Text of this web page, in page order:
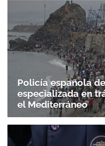
Policía española
especializada en
el Mediterráneo